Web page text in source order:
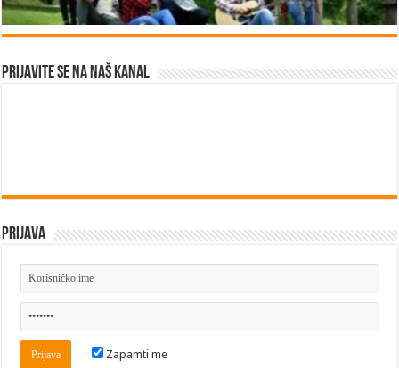
Prijavite se na naš kanal
Prijava
Zapamti me